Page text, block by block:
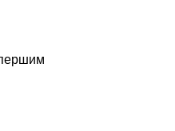
першим